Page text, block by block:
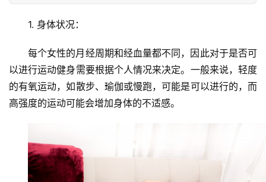
1. 身体状况：
每个女性的月经周期和经血量都不同，因此对于是否可
以进行运动健身需要根据个人情况来决定。一般来说，轻度
的有氧运动，如散步、瑜伽或慢跑，可能是可以进行的，而
高强度的运动可能会增加身体的不适感。